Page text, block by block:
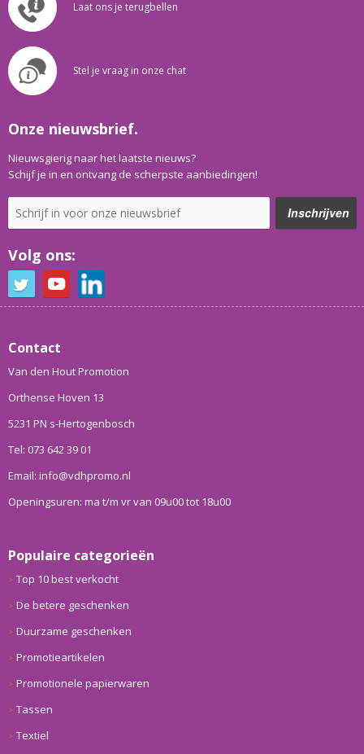
Laat ons je terugbellen
Stel je vraag in onze chat
Onze nieuwsbrief.
Nieuwsgierig naar het laatste nieuws?
Schijf je in en ontvang de scherpste aanbiedingen!
Volg ons:
Contact
Van den Hout Promotion
Orthense Hoven 13
5231 PN s-Hertogenbosch
Tel: 073 642 39 01
Email: info@vdhpromo.nl
Openingsuren: ma t/m vr van 09u00 tot 18u00
Populaire categorieën
Top 10 best verkocht
De betere geschenken
Duurzame geschenken
Promotieartikelen
Promotionele papierwaren
Tassen
Textiel